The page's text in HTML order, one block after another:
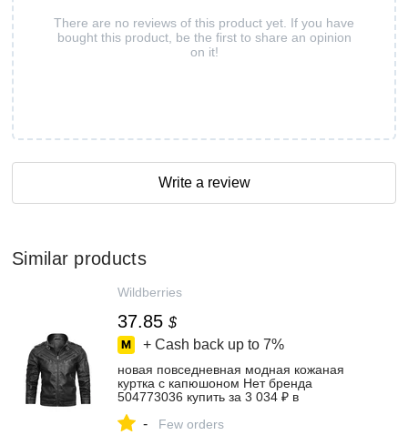
There are no reviews of this product yet. If you have
bought this product, be the first to share an opinion
on it!
Write a review
Similar products
Wildberries
37.85 $
+ Cash back up to 7%
новая повседневная модная кожаная
куртка с капюшоном Нет бренда
504773036 купить за 3 034 ₽ в
- Few orders